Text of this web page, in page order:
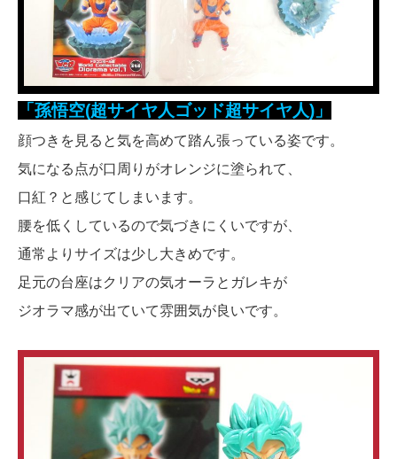
「孫悟空(超サイヤ人ゴッド超サイヤ人)」
顔つきを見ると気を高めて踏ん張っている姿です。
気になる点が口周りがオレンジに塗られて、
口紅？と感じてしまいます。
腰を低くしているので気づきにくいですが、
通常よりサイズは少し大きめです。
足元の台座はクリアの気オーラとガレキが
ジオラマ感が出ていて雰囲気が良いです。